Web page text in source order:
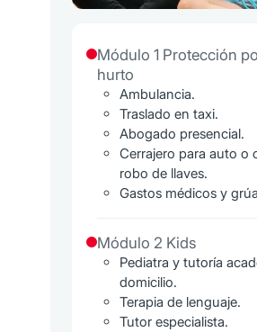
Módulo 1 Protección
hurto
Ambulancia.
Traslado en taxi.
Abogado presencial.
Cerrajero para auto o
robo de llaves.
Gastos médicos y
Módulo 2 Kids
Pediatra y tutoría
domicilio.
Terapia de lenguaje.
Tutor especialista.